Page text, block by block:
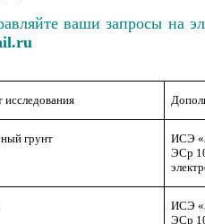
ваши запросы на
исследования
грунт
ИСЭ
ЭСр
ИСЭ
ЭСр